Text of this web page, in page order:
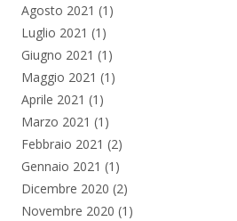
Agosto 2021 (1)
Luglio 2021 (1)
Giugno 2021 (1)
Maggio 2021 (1)
Aprile 2021 (1)
Marzo 2021 (1)
Febbraio 2021 (2)
Gennaio 2021 (1)
Dicembre 2020 (2)
Novembre 2020 (1)